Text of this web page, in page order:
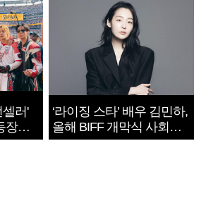
셀러'
장
‘라이징 스타’ 배우 김민하,
올해 BIFF 개막식 사회자
확정